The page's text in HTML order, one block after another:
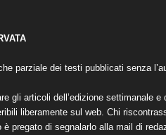
parziale dei testi pubblicati senza
gli articoli dell’edizione settimanale
liberamente sul web. Chi
pregato di segnalarlo alla mail di